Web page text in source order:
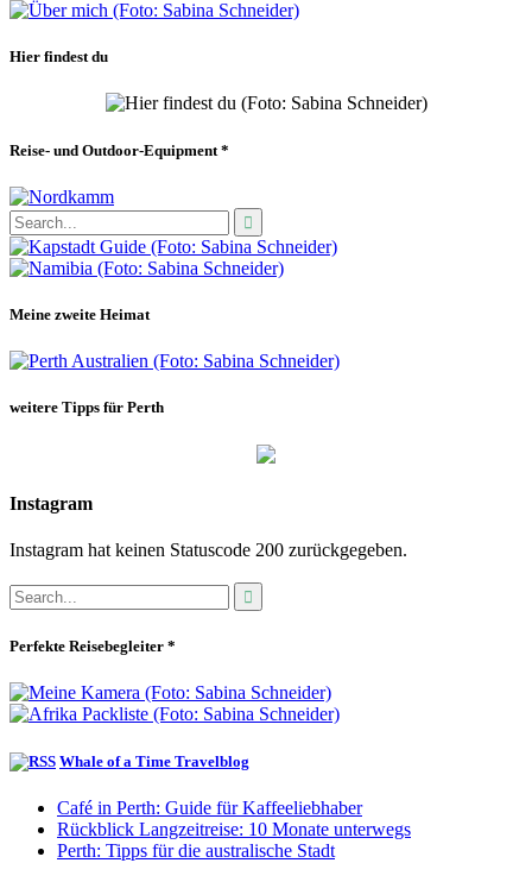
Hier findest du
Reise- und Outdoor-Equipment *
Meine zweite Heimat
weitere Tipps für Perth
Instagram
Instagram hat keinen Statuscode 200 zurückgegeben.
Perfekte Reisebegleiter *
Whale of a Time Travelblog
Café in Perth: Guide für Kaffeeliebhaber
Rückblick Langzeitreise: 10 Monate unterwegs
Perth: Tipps für die australische Stadt